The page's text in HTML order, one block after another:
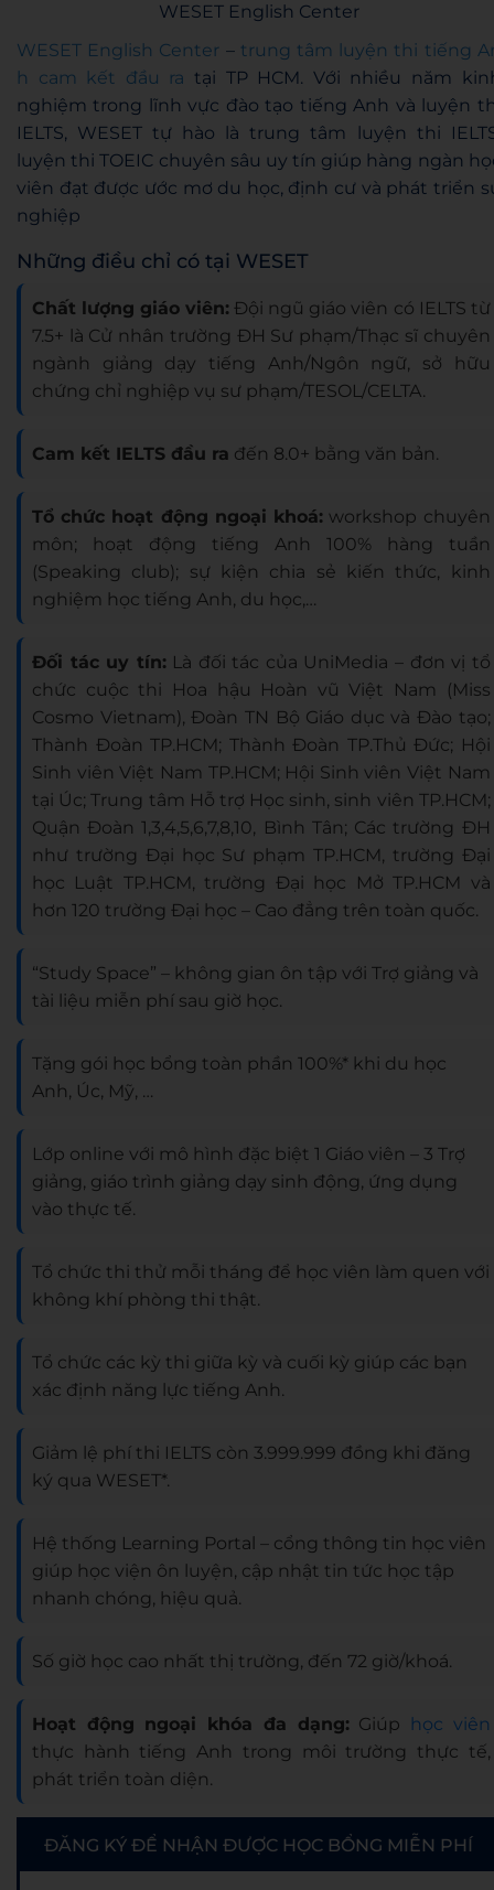
WESET English Center
WESET English Center – trung tâm luyện thi tiếng
h cam kết đầu ra tại TP HCM. Với nhiều năm
nghiệm trong lĩnh vực đào tạo tiếng Anh và luyện
IELTS, WESET tự hào là trung tâm luyện thi
luyện thi TOEIC chuyên sâu uy tín giúp hàng ngàn
viên đạt được ước mơ du học, định cư và phát triển
nghiệp
Những điều chỉ có tại WESET
Chất lượng giáo viên: Đội ngũ giáo viên có IELTS từ
7.5+ là Cử nhân trường ĐH Sư phạm/Thạc sĩ chuyên
ngành giảng dạy tiếng Anh/Ngôn ngữ, sở hữu
chứng chỉ nghiệp vụ sư phạm/TESOL/CELTA.
Cam kết IELTS đầu ra đến 8.0+ bằng văn bản.
Tổ chức hoạt động ngoại khoá: workshop chuyên
môn; hoạt động tiếng Anh 100% hàng tuần
(Speaking club); sự kiện chia sẻ kiến thức, kinh
nghiệm học tiếng Anh, du học,…
Đối tác uy tín:Là đối tác của UniMedia – đơn vị tổ
chức cuộc thi Hoa hậu Hoàn vũ Việt Nam (Miss
Cosmo Vietnam), Đoàn TN Bộ Giáo dục và Đào tạo;
Thành Đoàn TP.HCM; Thành Đoàn TP.Thủ Đức; Hội
Sinh viên Việt Nam TP.HCM; Hội Sinh viên Việt Nam
tại Úc; Trung tâm Hỗ trợ Học sinh, sinh viên TP.HCM;
Quận Đoàn 1,3,4,5,6,7,8,10, Bình Tân; Các trường ĐH
như trường Đại học Sư phạm TP.HCM, trường Đại
học Luật TP.HCM, trường Đại học Mở TP.HCM và
hơn 120 trường Đại học – Cao đẳng trên toàn quốc.
“Study Space” – không gian ôn tập với Trợ giảng và
tài liệu miễn phí sau giờ học.
Tặng gói học bổng toàn phần 100%* khi du học
Anh, Úc, Mỹ, …
Lớp online với mô hình đặc biệt 1 Giáo viên – 3 Trợ
giảng, giáo trình giảng dạy sinh động, ứng dụng
vào thực tế.
Tổ chức thi thử mỗi tháng để học viên làm quen với
không khí phòng thi thật.
Tổ chức các kỳ thi giữa kỳ và cuối kỳ giúp các bạn
xác định năng lực tiếng Anh.
Giảm lệ phí thi IELTS còn 3.999.999 đồng khi đăng
ký qua WESET*.
Hệ thống Learning Portal – cổng thông tin học viên
giúp học viện ôn luyện, cập nhật tin tức học tập
nhanh chóng, hiệu quả.
Số giờ học cao nhất thị trường, đến 72 giờ/khoá.
Hoạt động ngoại khóa đa dạng:Giúp
học viên
thực hành tiếng Anh trong môi trường thực tế,
phát triển toàn diện.
ĐĂNG KÝ ĐỂ NHẬN ĐƯỢC HỌC BỔNG MIỄN PHÍ